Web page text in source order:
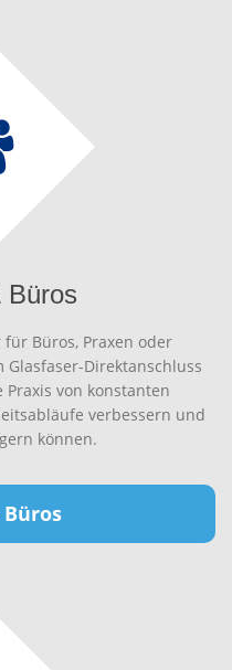
Büros
Büros, Praxen oder
Direktanschluss
von konstanten
verbessern und
können.